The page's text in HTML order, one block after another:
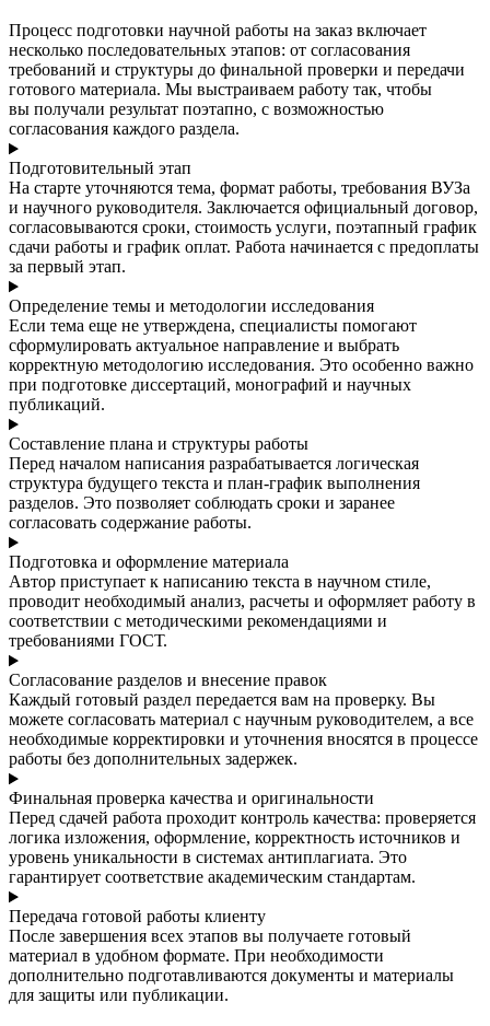
Процесс подготовки научной работы на заказ включает
несколько последовательных этапов: от согласования
требований и структуры до финальной проверки и передачи
готового материала. Мы выстраиваем работу так, чтобы
вы получали результат поэтапно, с возможностью
согласования каждого раздела.
Подготовительный этап
На старте уточняются тема, формат работы, требования ВУЗа
и научного руководителя. Заключается официальный договор,
согласовываются сроки, стоимость услуги, поэтапный график
сдачи работы и график оплат. Работа начинается с предоплаты
за первый этап.
Определение темы и методологии исследования
Если тема еще не утверждена, специалисты помогают
сформулировать актуальное направление и выбрать
корректную методологию исследования. Это особенно важно
при подготовке диссертаций, монографий и научных
публикаций.
Составление плана и структуры работы
Перед началом написания разрабатывается логическая
структура будущего текста и план-график выполнения
разделов. Это позволяет соблюдать сроки и заранее
согласовать содержание работы.
Подготовка и оформление материала
Автор приступает к написанию текста в научном стиле,
проводит необходимый анализ, расчеты и оформляет работу в
соответствии с методическими рекомендациями и
требованиями ГОСТ.
Согласование разделов и внесение правок
Каждый готовый раздел передается вам на проверку. Вы
можете согласовать материал с научным руководителем, а все
необходимые корректировки и уточнения вносятся в процессе
работы без дополнительных задержек.
Финальная проверка качества и оригинальности
Перед сдачей работа проходит контроль качества: проверяется
логика изложения, оформление, корректность источников и
уровень уникальности в системах антиплагиата. Это
гарантирует соответствие академическим стандартам.
Передача готовой работы клиенту
После завершения всех этапов вы получаете готовый
материал в удобном формате. При необходимости
дополнительно подготавливаются документы и материалы
для защиты или публикации.